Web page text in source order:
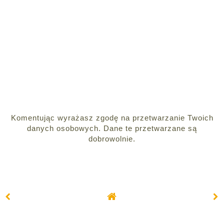
Komentując wyrażasz zgodę na przetwarzanie Twoich
danych osobowych. Dane te przetwarzane są
dobrowolnie.